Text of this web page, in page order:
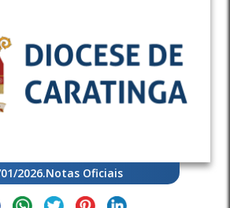
2026.Notas Oficiais